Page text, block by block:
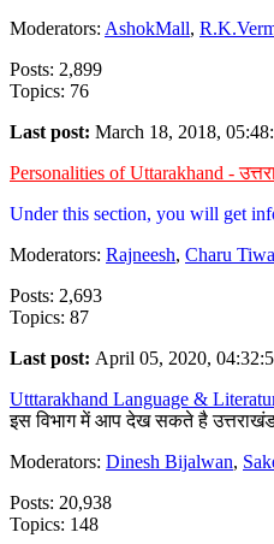
Moderators: AshokMall,
Posts: 2,899
Topics: 76
Last post: March 18, 2018,
Personalities of Uttarakhand -
Under this section, you will get
Moderators: Rajneesh, Charu
Posts: 2,693
Topics: 87
Last post: April 05, 2020,
Utttarakhand Language &
इस विभाग में आप देख सकते है उत्तराखंड
Moderators: Dinesh Bijalwan,
Posts: 20,938
Topics: 148